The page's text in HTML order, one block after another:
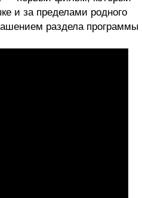
и за пределами родного
раздела программы